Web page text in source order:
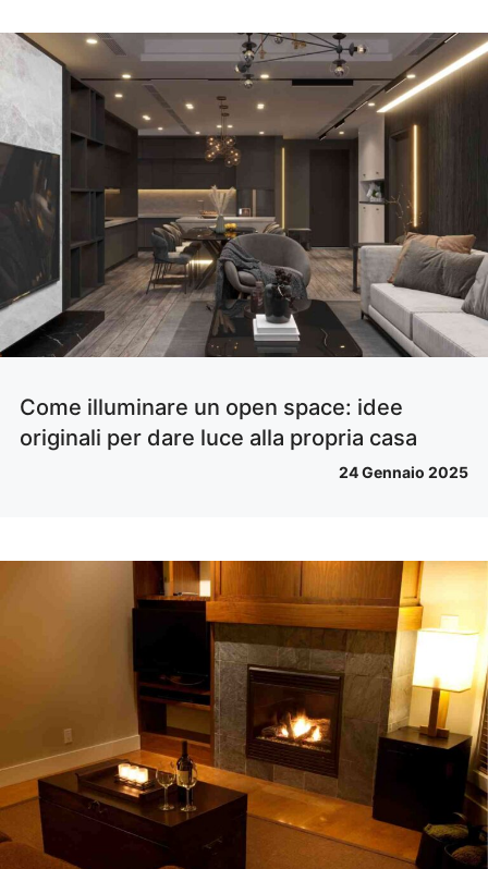
Come illuminare un open space: idee
originali per dare luce alla propria casa
24 Gennaio 2025